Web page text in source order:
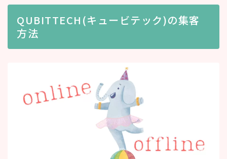
QUBITTECH(キュービテック)の集客
方法